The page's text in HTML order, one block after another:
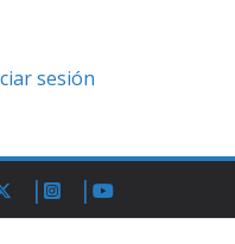
sesión